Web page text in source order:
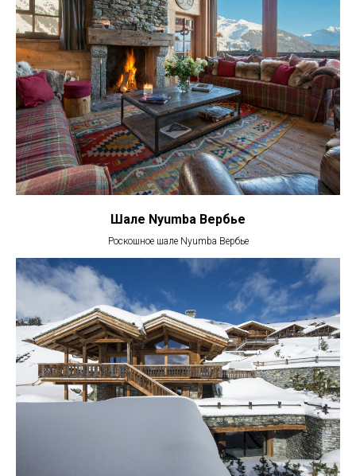
Шале Nyumba Вербье
Роскошное шале Nyumba Вербье